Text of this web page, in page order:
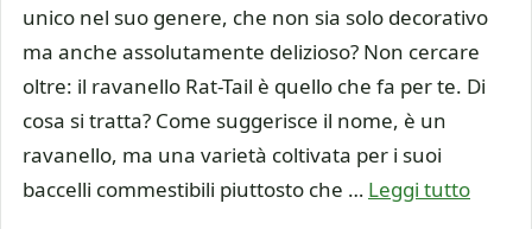
unico nel suo genere, che non sia solo decorativo
ma anche assolutamente delizioso? Non cercare
oltre: il ravanello Rat-Tail è quello che fa per te. Di
cosa si tratta? Come suggerisce il nome, è un
ravanello, ma una varietà coltivata per i suoi
baccelli commestibili piuttosto che … Leggi tutto